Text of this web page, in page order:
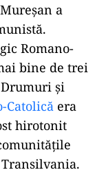
a
Romano-
bine de trei
și
Catolică era
hirotonit